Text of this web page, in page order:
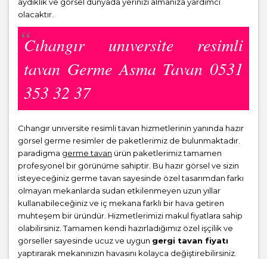
olacaktır.
Cıhangır unıversite resimli
tavan Germe Asma Tavan 0531
353 32 37
Cıhangır unıversite resimli tavan hizmetlerinin yanında hazır
görsel germe resimler de paketlerimiz de bulunmaktadır.
paradigma germe tavan ürün paketlerimiz tamamen
profesyonel bir görünüme sahiptir. Bu hazır görsel ve sizin
isteyeceğiniz germe tavan sayesinde özel tasarımdan farkı
olmayan mekanlarda sudan etkilenmeyen uzun yıllar
kullanabileceğiniz ve iç mekana farklı bir hava getiren
muhteşem bir üründür. Hizmetlerimizi makul fiyatlara sahip
olabilirsiniz. Tamamen kendi hazırladığımız özel işçilik ve
görseller sayesinde ucuz ve uygun gergi tavan fiyatı
yaptırarak mekanınızın havasını kolayca değiştirebilirsiniz.